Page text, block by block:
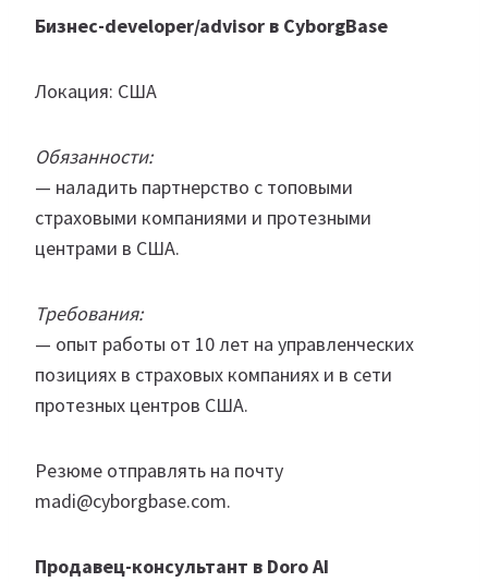
Бизнес-developer/advisor в CyborgBase
Локация: США
Обязанности:
— наладить партнерство с топовыми
страховыми компаниями и протезными
центрами в США.
Требования:
— опыт работы от 10 лет на управленческих
позициях в страховых компаниях и в сети
протезных центров США.
Резюме отправлять на почту
madi@cyborgbase.com.
Продавец-консультант в Doro AI